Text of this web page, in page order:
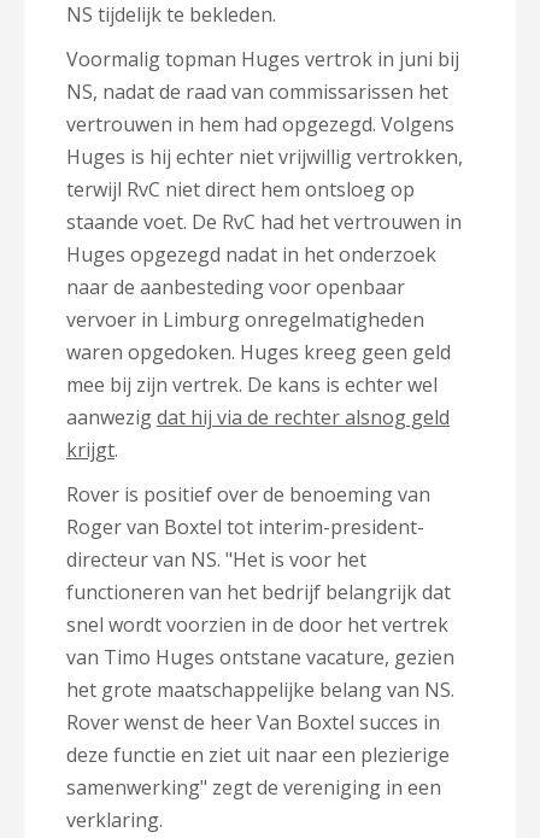
NS tijdelijk te bekleden.
Voormalig topman Huges vertrok in juni bij
NS, nadat de raad van commissarissen het
vertrouwen in hem had opgezegd. Volgens
Huges is hij echter niet vrijwillig vertrokken,
terwijl RvC niet direct hem ontsloeg op
staande voet. De RvC had het vertrouwen in
Huges opgezegd nadat in het onderzoek
naar de aanbesteding voor openbaar
vervoer in Limburg onregelmatigheden
waren opgedoken. Huges kreeg geen geld
mee bij zijn vertrek. De kans is echter wel
aanwezigdat hij via de rechter alsnog geld
krijgt.
Rover is positief over de benoeming van
Roger van Boxtel tot interim-president-
directeur van NS. "Het is voor het
functioneren van het bedrijf belangrijk dat
snel wordt voorzien in de door het vertrek
van Timo Huges ontstane vacature, gezien
het grote maatschappelijke belang van NS.
Rover wenst de heer Van Boxtel succes in
deze functie en ziet uit naar een plezierige
samenwerking" zegt de vereniging in een
verklaring.